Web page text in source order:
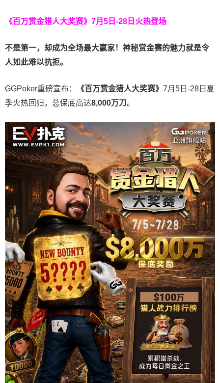
《百万赏金猎人大奖赛》 7月5日-28日火热登场
不是第一，却成为全场最大赢家！神秘赏金赛的魅力就是令
人如此难以抗拒。
GGPoker重磅宣布： 《百万赏金猎人大奖赛》 7月5日-28日夏
季火热回归，总保底高达8,000万刀。